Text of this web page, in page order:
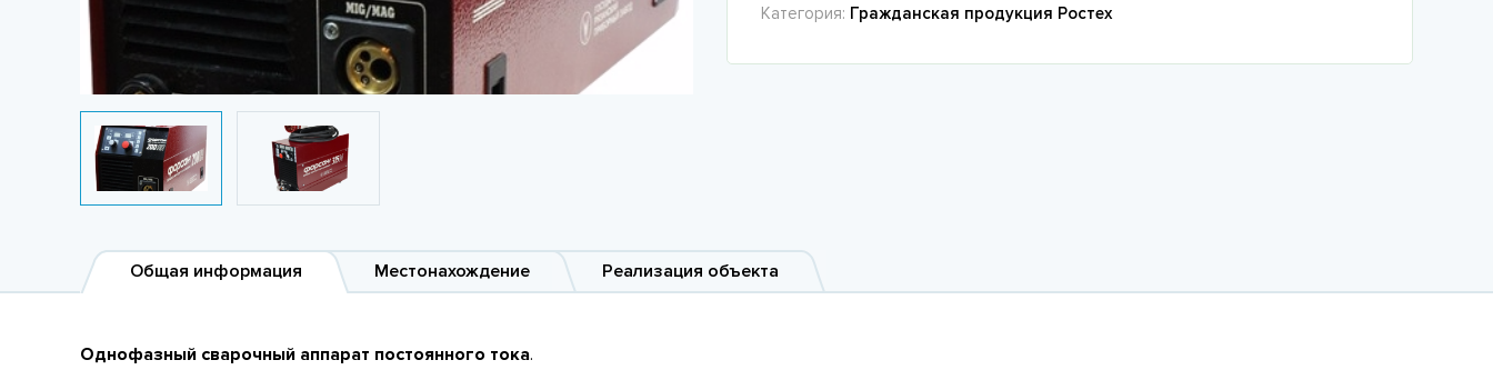
Категория: Гражданская продукция Ростех
Общая информация Местонахождение Реализация объекта
Однофазный сварочный аппарат постоянного тока.